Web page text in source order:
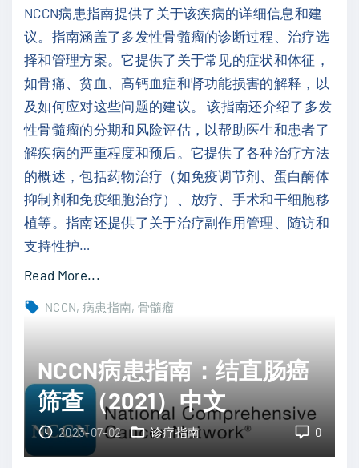
细
胞
淋
巴
瘤
（
2
0
2
2
"
NCCN病患指南提供了关于该疾病的详细信息和建
议。指南涵盖了多发性骨髓瘤的诊断过程、治疗选
择和管理方案。它提供了关于常见的症状和体征，
如骨痛、贫血、高钙血症和肾功能损害的解释，以
及如何应对这些问题的建议。 该指南还介绍了多发
性骨髓瘤的分期和风险评估，以帮助医生和患者了
解疾病的严重程度和预后。它提供了各种治疗方法
的概述，包括药物治疗（如免疫调节剂、蛋白酶体
抑制剂和免疫细胞治疗）、放疗、手术和干细胞移
植等。指南还提供了关于治疗副作用管理、随访和
支持性护…
Read More..."
N
N
病
患
指
南
NCCN 病患指南 骨髓瘤
NCCN病患指南：结直肠癌
筛查（2021）中文
0
2023-07-02 诊疗指南